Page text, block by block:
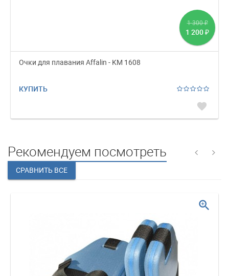
1 300₽
1 200 ₽
Очки для плавания Affalin - KM 1608
КУПИТЬ
favorite
Рекомендуем посмотреть
zoom_in